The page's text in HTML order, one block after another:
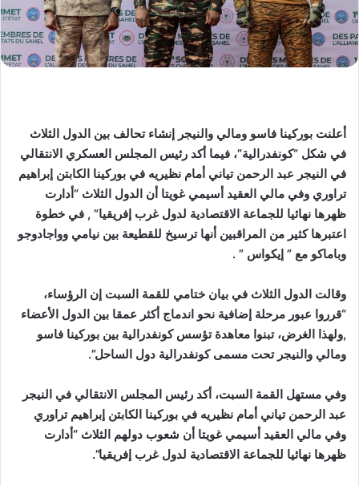
أعلنت بوركينا فاسو ومالي والنيجر إنشاء تحالف بين الدول الثلاث
في شكل “كونفدرالية”، فيما أكد رئيس المجلس العسكري الانتقالي
في النيجر عبد الرحمن تياني أمام نظيريه في بوركينا الكابتن إبراهيم
تراوري وفي مالي العقيد أسيمي غويتا أن الدول الثلاث “أدارت
ظهرها نهائيا للجماعة الاقتصادية لدول غرب إفريقيا” , في خطوة
اعتبرها كثير من المراقبين أنها ترسيخ للقطيعة بين نيامي وواجادوجو
وباماكو مع ” إيكواس ” .
وقالت الدول الثلاث في بيان ختامي للقمة السبت إن الرؤساء،
“قرروا عبور مرحلة إضافية نحو اندماج أكثر عمقا بين الدول الأعضاء
,ولهذا الغرض، تبنوا معاهدة تؤسس كونفدرالية بين بوركينا فاسو
ومالي والنيجر تحت مسمى كونفدرالية دول الساحل”.
وفي مستهل القمة السبت، أكد رئيس المجلس الانتقالي في النيجر
عبد الرحمن تياني أمام نظيريه في بوركينا الكابتن إبراهيم تراوري
وفي مالي العقيد أسيمي غويتا أن شعوب دولهم الثلاث “أدارت
ظهرها نهائيا للجماعة الاقتصادية لدول غرب إفريقيا”.